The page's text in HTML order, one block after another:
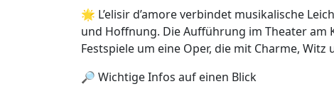
🌟 L’elisir d’amore verbindet musikalische
und Hoffnung. Die Aufführung im Theater
Festspiele um eine Oper, die mit Charme,
🔎 Wichtige Infos auf einen Blick